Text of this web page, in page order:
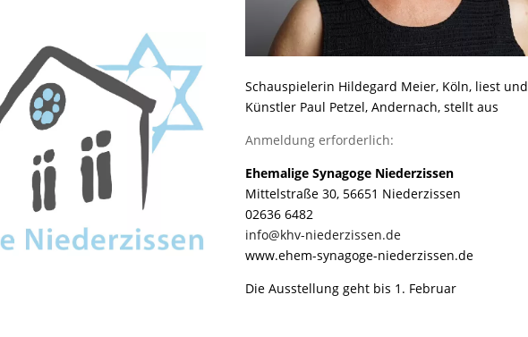
Schauspielerin Hildegard Meier, Köln, liest und
Künstler Paul Petzel, Andernach, stellt aus
Anmeldung erforderlich:
Ehemalige Synagoge Niederzissen
Mittelstraße 30, 56651 Niederzissen
02636 6482
info@khv-niederzissen.de
www.ehem-synagoge-niederzissen.de
Die Ausstellung geht bis 1. Februar